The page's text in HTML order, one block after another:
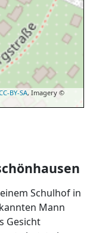
BY-SA, Imagery ©
Schulhof in
Mann
Gesicht